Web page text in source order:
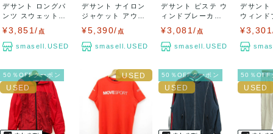
デサント ロングパ
ンツ スウェットパ
¥3,851/ 点
smasell.USED
デサント ナイロン
ジャケット アウタ
¥5,390/ 点
smasell.USED
デサント ピステ ウ
ィンドブレーカー
¥3,081/ 点
smasell.USED
デサント
ウィンド
50％OFFクーポン 50％OFFクーポン 50％OFF